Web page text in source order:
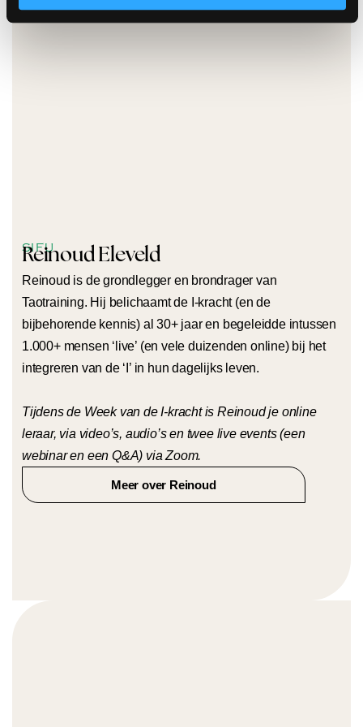
SIFU
Reinoud Eleveld
Reinoud is de grondlegger en brondrager van
Taotraining. Hij belichaamt de I-kracht (en de
bijbehorende kennis) al 30+ jaar en begeleidde intussen
1.000+ mensen ‘live’ (en vele duizenden online) bij het
integreren van de ‘I’ in hun dagelijks leven.
Tijdens de Week van de I-kracht is Reinoud je online
leraar, via video’s, audio’s en twee live events (een
webinar en een Q&A) via Zoom.
Meer over Reinoud